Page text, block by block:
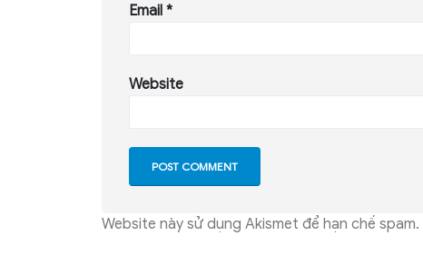
Email *
Website
Website này sử dụng Akismet để hạn chế spam.